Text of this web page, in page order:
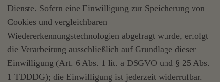
Dienste. Sofern eine Einwilligung zur Speicherung von
Cookies und vergleichbaren
Wiedererkennungstechnologien abgefragt wurde, erfolgt
die Verarbeitung ausschließlich auf Grundlage dieser
Einwilligung (Art. 6 Abs. 1 lit. a DSGVO und § 25 Abs.
1 TDDDG); die Einwilligung ist jederzeit widerrufbar.